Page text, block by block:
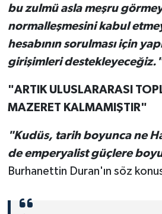
bu zulmü asla meşru
normalleşmesini kabul
hesabının sorulması için
girişimleri destekleyeceğiz."
"ARTIK ULUSLARARASI
MAZERET KALMAMIŞTIR"
"Kudüs, tarih boyunca ne
de emperyalist güçlere
Burhanettin Duran'ın söz